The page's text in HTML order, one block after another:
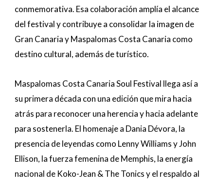
conmemorativa. Esa colaboración amplía el alcance
del festival y contribuye a consolidar la imagen de
Gran Canaria y Maspalomas Costa Canaria como
destino cultural, además de turístico.
Maspalomas Costa Canaria Soul Festival llega así a
su primera década con una edición que mira hacia
atrás para reconocer una herencia y hacia adelante
para sostenerla. El homenaje a Dania Dévora, la
presencia de leyendas como Lenny Williams y John
Ellison, la fuerza femenina de Memphis, la energía
nacional de Koko-Jean & The Tonics y el respaldo al